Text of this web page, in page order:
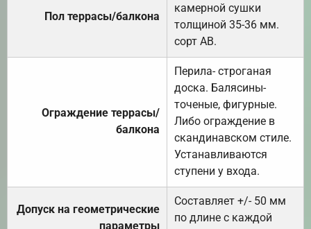
Пол террасы/балкона
камерной сушки
толщиной 35-36 мм.
сорт АВ.
Ограждение террасы/
балкона
Перила- строганая
доска. Балясины-
точеные, фигурные.
Либо ограждение в
скандинавском стиле.
Устанавливаются
ступени у входа.
Допуск на геометрические
параметры
Составляет +/- 50 мм
по длине с каждой